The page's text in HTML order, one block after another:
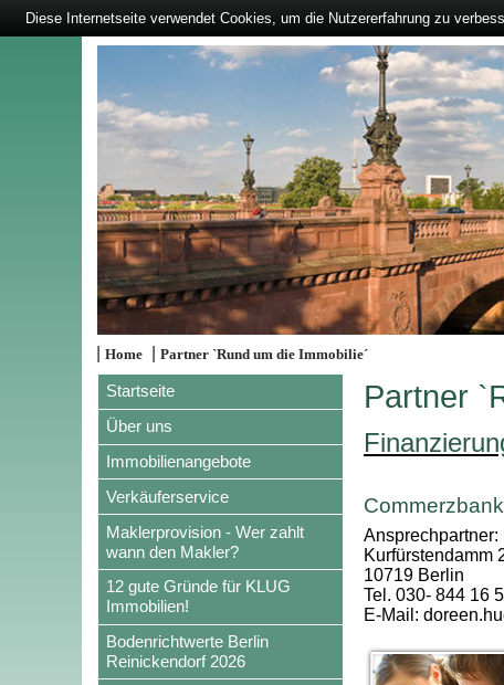
|Home |Partner `Rund um die Immobilie´
Startseite
Über uns
Immobilienangebote
Verkäuferservice
Maklerprovision - Wer zahlt
wann den Makler?
12 gute Gründe für KLUG
Immobilien!
Bodenrichtwerte Berlin
Reinickendorf 2026
Partner
Kurfürstendamm
10719 Berlin
Tel. 030- 844 16
E-Mail:
Diese Internetseite verwendet Cookies, um die Nutzererfahrung zu